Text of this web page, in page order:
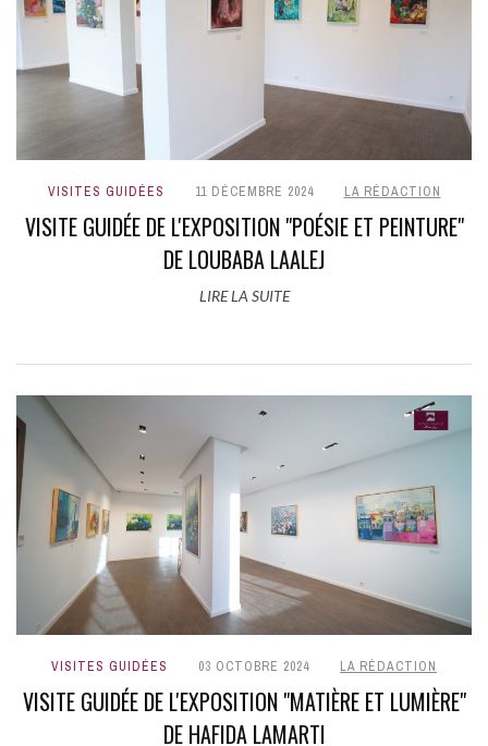
VISITES GUIDÉES 11 DÉCEMBRE 2024 LA RÉDACTION
VISITE GUIDÉE DE L'EXPOSITION "POÉSIE ET PEINTURE"
DE LOUBABA LAALEJ
LIRE LA SUITE
VISITES GUIDÉES 03 OCTOBRE 2024 LA RÉDACTION
VISITE GUIDÉE DE L'EXPOSITION "MATIÈRE ET LUMIÈRE"
DE HAFIDA LAMARTI